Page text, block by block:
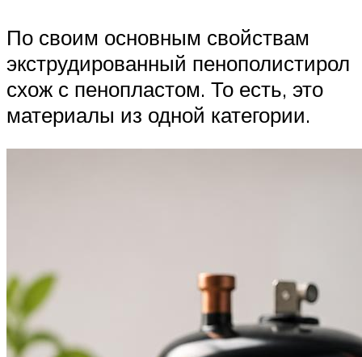
По своим основным свойствам
экструдированный пенополистирол
схож с пенопластом. То есть, это
материалы из одной категории.